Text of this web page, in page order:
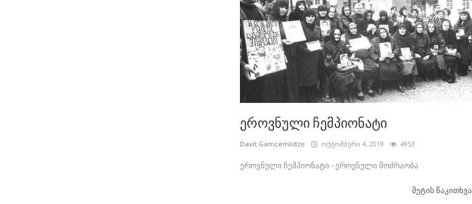
ეროვნული ჩემპიონატი
Davit.Gamcemlidze ოქტომბერი 4, 2019 4953
ეროვნული ჩემპიონატი - ეროვნული მოძრაობა
მეტის წაკითხვა